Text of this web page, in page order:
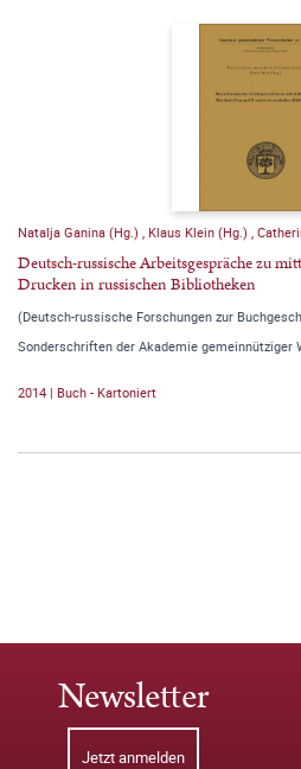
Natalja Ganina (Hg.) , Klaus Klein (Hg.) ,
Deutsch-russische Arbeitsgespräche zu
Drucken in russischen Bibliotheken
(Deutsch-russische Forschungen zur
Sonderschriften der Akademie gemeinnütziger
2014 | Buch - Kartoniert
Newsletter
Jetzt anmelden